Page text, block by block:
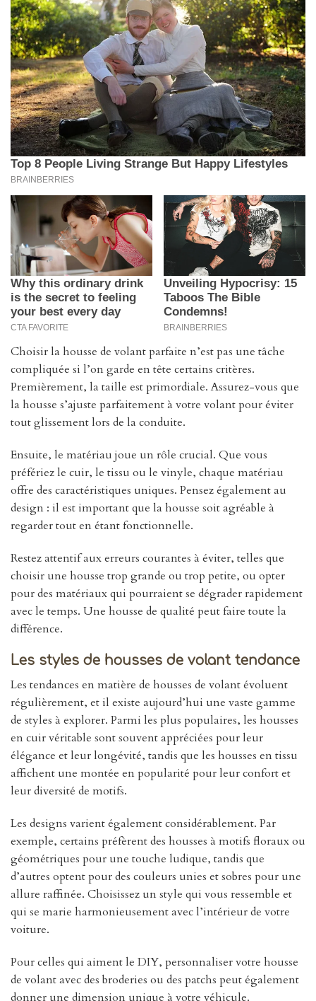
Choisir la housse de volant parfaite n’est pas une tâche
compliquée si l’on garde en tête certains critères.
Premièrement, la taille est primordiale. Assurez-vous que
la housse s’ajuste parfaitement à votre volant pour éviter
tout glissement lors de la conduite.
Ensuite, le matériau joue un rôle crucial. Que vous
préfériez le cuir, le tissu ou le vinyle, chaque matériau
offre des caractéristiques uniques. Pensez également au
design : il est important que la housse soit agréable à
regarder tout en étant fonctionnelle.
Restez attentif aux erreurs courantes à éviter, telles que
choisir une housse trop grande ou trop petite, ou opter
pour des matériaux qui pourraient se dégrader rapidement
avec le temps. Une housse de qualité peut faire toute la
différence.
Les styles de housses de volant tendance
Les tendances en matière de housses de volant évoluent
régulièrement, et il existe aujourd’hui une vaste gamme
de styles à explorer. Parmi les plus populaires, les housses
en cuir véritable sont souvent appréciées pour leur
élégance et leur longévité, tandis que les housses en tissu
affichent une montée en popularité pour leur confort et
leur diversité de motifs.
Les designs varient également considérablement. Par
exemple, certains préfèrent des housses à motifs floraux ou
géométriques pour une touche ludique, tandis que
d’autres optent pour des couleurs unies et sobres pour une
allure raffinée. Choisissez un style qui vous ressemble et
qui se marie harmonieusement avec l’intérieur de votre
voiture.
Pour celles qui aiment le DIY, personnaliser votre housse
de volant avec des broderies ou des patchs peut également
donner une dimension unique à votre véhicule.